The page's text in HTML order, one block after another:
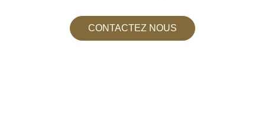
CONTACTEZ NOUS